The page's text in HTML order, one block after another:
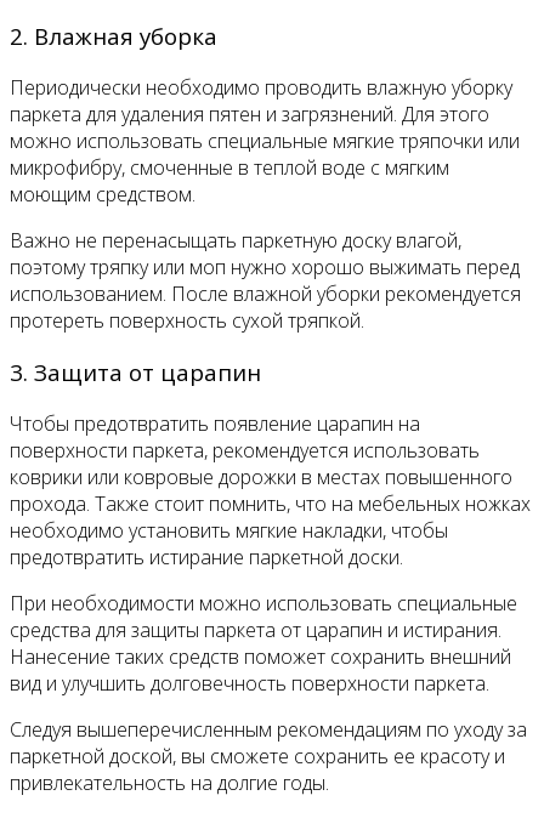
2. Влажная уборка
Периодически необходимо проводить влажную уборку
паркета для удаления пятен и загрязнений. Для этого
можно использовать специальные мягкие тряпочки или
микрофибру, смоченные в теплой воде с мягким
моющим средством.
Важно не перенасыщать паркетную доску влагой,
поэтому тряпку или моп нужно хорошо выжимать перед
использованием. После влажной уборки рекомендуется
протереть поверхность сухой тряпкой.
3. Защита от царапин
Чтобы предотвратить появление царапин на
поверхности паркета, рекомендуется использовать
коврики или ковровые дорожки в местах повышенного
прохода. Также стоит помнить, что на мебельных ножках
необходимо установить мягкие накладки, чтобы
предотвратить истирание паркетной доски.
При необходимости можно использовать специальные
средства для защиты паркета от царапин и истирания.
Нанесение таких средств поможет сохранить внешний
вид и улучшить долговечность поверхности паркета.
Следуя вышеперечисленным рекомендациям по уходу за
паркетной доской, вы сможете сохранить ее красоту и
привлекательность на долгие годы.